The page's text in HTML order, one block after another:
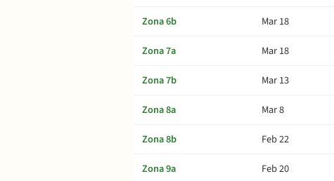
Zona 6b
Mar 18
Zona 7a
Mar 18
Zona 7b
Mar 13
Zona 8a
Mar 8
Zona 8b
Feb 22
Zona 9a
Feb 20